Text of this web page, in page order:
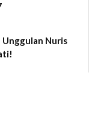
Unggulan Nuris